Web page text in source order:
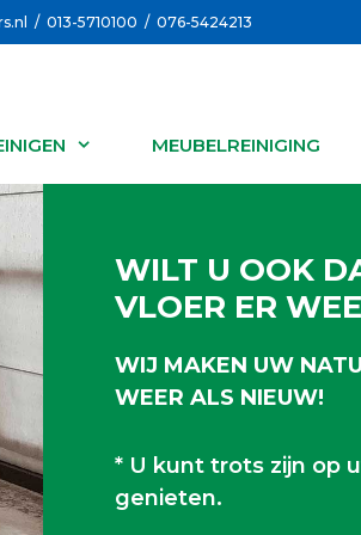
/ 013-5710100 / 076-5424213
MEUBELREINIGING
WILT U OOK
VLOER ER
WIJ MAKEN UW
WEER ALS NIEUW!
* U kunt trots zijn op
genieten.